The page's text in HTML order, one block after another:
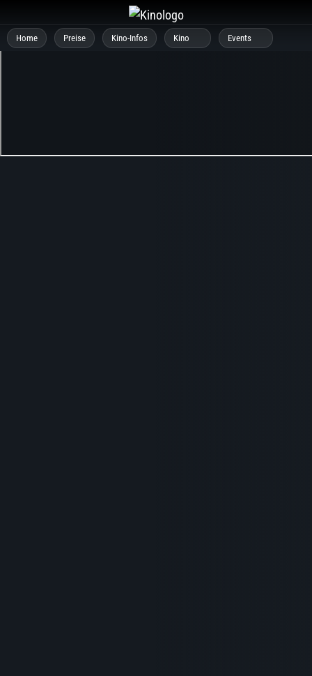
Inhalt
springen
Home Preise Kino-Infos Kino Events